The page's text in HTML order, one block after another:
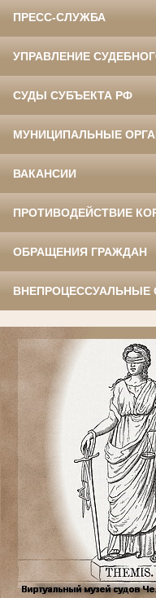
ПРЕСС-СЛУЖБА
УПРАВЛЕНИЕ
СУДЫ СУБЪЕКТА РФ
МУНИЦИПАЛЬНЫЕ
ВАКАНСИИ
ПРОТИВОДЕЙСТВИЕ
ОБРАЩЕНИЯ ГРАЖДАН
ВНЕПРОЦЕССУАЛЬНЫЕ